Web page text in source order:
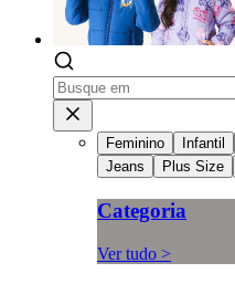
Feminino Infantil
Jeans
Plus Size
Categoria
Ver tudo >